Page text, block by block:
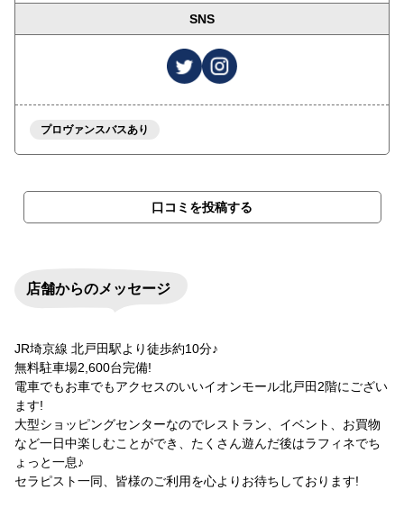
SNS
プロヴァンスバスあり
口コミを投稿する
店舗からのメッセージ
JR埼京線 北戸田駅より徒歩約10分♪
無料駐車場2,600台完備!
電車でもお車でもアクセスのいいイオンモール北戸田2階にござい
ます!
大型ショッピングセンターなのでレストラン、イベント、お買物
など一日中楽しむことができ、たくさん遊んだ後はラフィネでち
ょっと一息♪
セラピスト一同、皆様のご利用を心よりお待ちしております!